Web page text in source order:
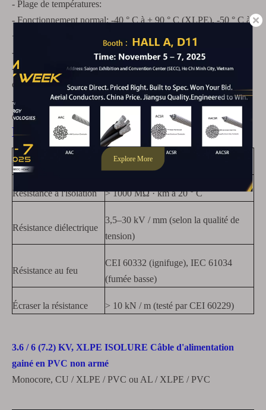
- Plage de températures:
- Fonctionnement normal: -40 ° C à + 90 ° C (XLPE), -50 ° C à
+ 105 ° C (EPR).
- court-circuit: jusqu'à + 250 ° C (xlpe), + 250 ° C (EPR).
- Capacité de charge de courant: varie avec la taille du
conducteur (par exemple, 240 mm² à 1000 mm²).
- Rayon de flexion: 12–20 × diamètre du câble (dépend de la
construction).
Données techniques
Propriété Spécification
Résistance à l'isolation > 1000 MΩ · km à 20 ° C
Résistance diélectrique
3,5–30 kV / mm (selon la qualité de
tension)
Résistance au feu
CEI 60332 (ignifuge), IEC 61034
(fumée basse)
Écraser la résistance > 10 kN / m (testé par CEI 60229)
3.6 / 6 (7.2) KV, XLPE ISOLURE Câble d'alimentation
gainé en PVC non armé
Monocore, CU / XLPE / PVC ou AL / XLPE / PVC